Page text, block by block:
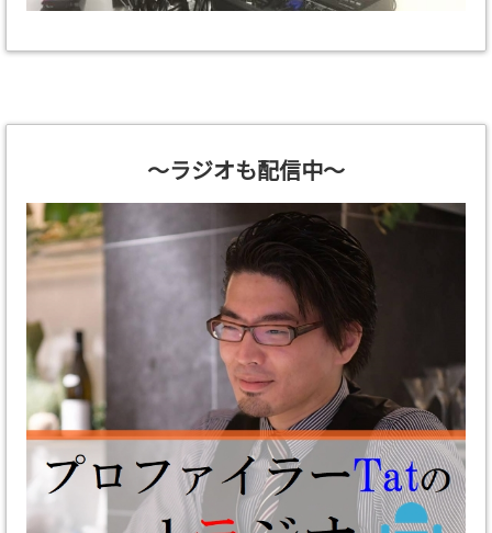
～ラジオも配信中～